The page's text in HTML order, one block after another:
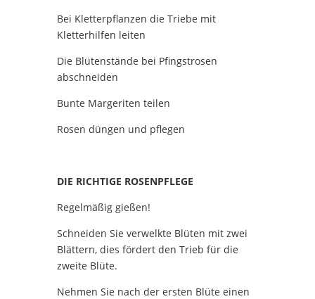
Bei Kletterpflanzen die Triebe mit
Kletterhilfen leiten
Die Blütenstände bei Pfingstrosen
abschneiden
Bunte Margeriten teilen
Rosen düngen und pflegen
DIE RICHTIGE ROSENPFLEGE
Regelmäßig gießen!
Schneiden Sie verwelkte Blüten mit zwei
Blättern, dies fördert den Trieb für die
zweite Blüte.
Nehmen Sie nach der ersten Blüte einen